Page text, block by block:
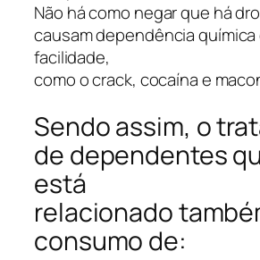
Não há como negar que há
causam dependência química
facilidade,
como o crack, cocaína e
Sendo assim, o
de dependentes
está
relacionado
consumo de: